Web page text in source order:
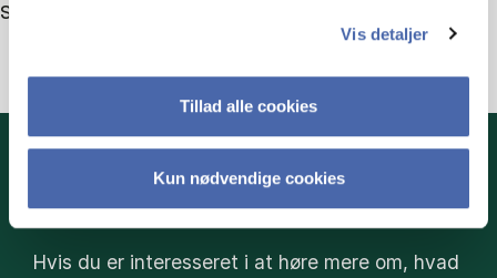
Vis detaljer
Tillad alle cookies
Kun nødvendige cookies
Se alle kurser
HENT BROCHURE HER
Hvis du er interesseret i at høre mere om, hvad